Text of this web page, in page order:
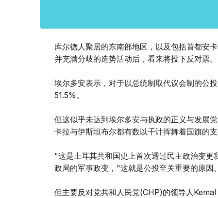
库尔德人聚居的东南部地区，以及包括首都安
并充满分歧的造势活动后，看来将投下反对票。
埃尔多安表示，对于以总统制取代议会制的公
51.5%。
但这似乎未达到埃尔多安与执政的正义与发展
卡拉与伊斯坦布尔都有数以千计挥舞着国旗的支
"这是土耳其共和国史上首次透过民主政治变
政局的军事政变，"这就是公投至关重要的原因
但主要反对党共和人民党(CHP)的领导人